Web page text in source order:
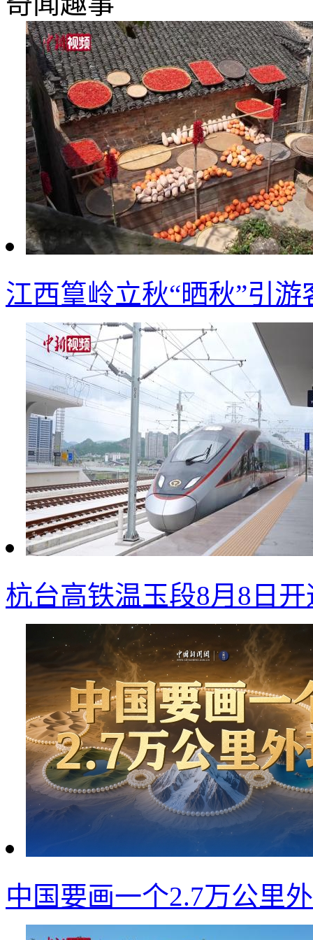
江西篁岭立秋“晒秋”引游
杭台高铁温玉段8月8日
中国要画一个2.7万公里